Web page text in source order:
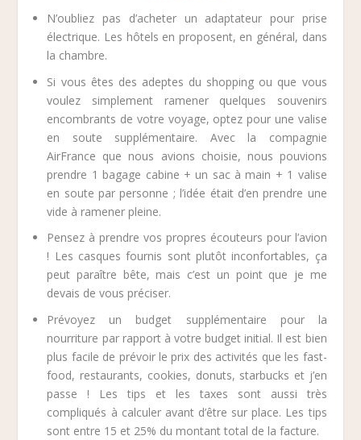
N’oubliez pas d’acheter un adaptateur pour prise
électrique. Les hôtels en proposent, en général, dans
la chambre.
Si vous êtes des adeptes du shopping ou que vous
voulez simplement ramener quelques souvenirs
encombrants de votre voyage, optez pour une valise
en soute supplémentaire. Avec la compagnie
AirFrance que nous avions choisie, nous pouvions
prendre 1 bagage cabine + un sac à main + 1 valise
en soute par personne ; l’idée était d’en prendre une
vide à ramener pleine.
Pensez à prendre vos propres écouteurs pour l’avion
! Les casques fournis sont plutôt inconfortables, ça
peut paraître bête, mais c’est un point que je me
devais de vous préciser.
Prévoyez un budget supplémentaire pour la
nourriture par rapport à votre budget initial. Il est bien
plus facile de prévoir le prix des activités que les fast-
food, restaurants, cookies, donuts, starbucks et j’en
passe ! Les tips et les taxes sont aussi très
compliqués à calculer avant d’être sur place. Les tips
sont entre 15 et 25% du montant total de la facture.